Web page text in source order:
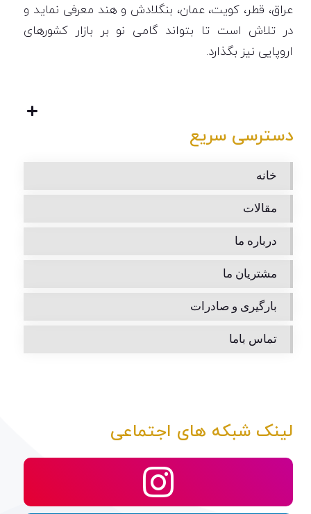
عراق، قطر، کویت، عمان، بنگلادش و هند معرفی نماید و
در تلاش است تا بتواند گامی نو بر بازار کشورهای
اروپایی نیز بگذارد.
دسترسی سریع
خانه
مقالات
درباره ما
مشتریان ما
بارگیری و صادرات
تماس باما
لینک شبکه های اجتماعی